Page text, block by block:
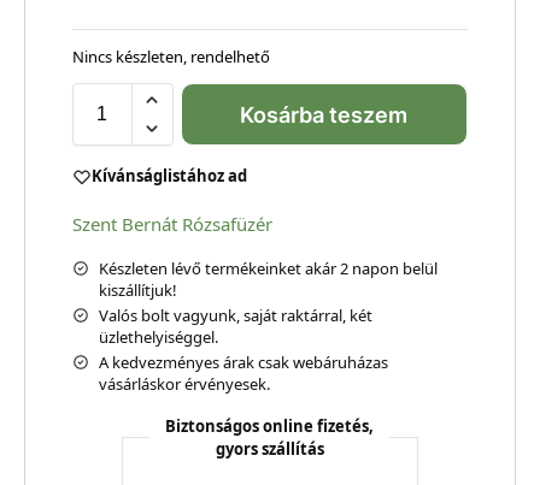
Nincs készleten, rendelhető
Kosárba teszem
Kívánságlistához ad
Szent Bernát Rózsafüzér
Készleten lévő termékeinket akár 2 napon belül
kiszállítjuk!
Valós bolt vagyunk, saját raktárral, két
üzlethelyiséggel.
A kedvezményes árak csak webáruházas
vásárláskor érvényesek.
Biztonságos online fizetés,
gyors szállítás